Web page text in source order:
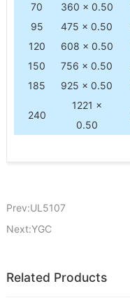
70
360 × 0.50
95
475 × 0.50
120
608 × 0.50
150
756 × 0.50
185
925 × 0.50
240
1221 ×
0.50
Prev:UL5107
Next:YGC
Related Products